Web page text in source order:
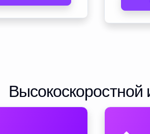
Высокоскоростной